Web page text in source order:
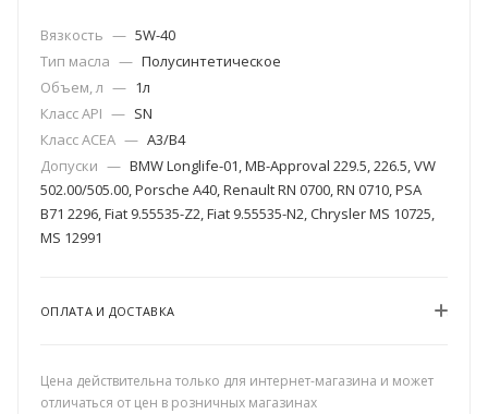
Вязкость — 5W-40
Тип масла — Полусинтетическое
Объем, л — 1л
Класс API — SN
Класс ACEA — A3/В4
Допуски — BMW Longlife-01, MB-Approval 229.5, 226.5, VW
502.00/505.00, Porsche A40, Renault RN 0700, RN 0710, PSA
B71 2296, Fiat 9.55535-Z2, Fiat 9.55535-N2, Chrysler MS 10725,
MS 12991
ОПЛАТА И ДОСТАВКА
Цена действительна только для интернет-магазина и может
отличаться от цен в розничных магазинах